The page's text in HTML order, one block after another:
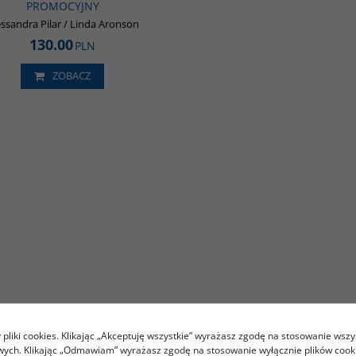
PROMOCYJNY
Pilar / Linda Aronson
130.00PLN
ZOBACZ
cookies. Klikając „Akceptuję wszystkie” wyrażasz zgodę na stosowanie
Klikając „Odmawiam” wyrażasz zgodę na stosowanie wyłącznie plików